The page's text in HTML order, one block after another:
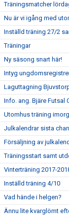
Träningsmatcher
Nu är vi igång med
Inställd träning 27/2
Träningar
Ny säsong snart här!
Intyg
Laguttagning
Info. ang. Bjäre Futsal
Utomhus träning
Julkalendrar sista
Försäljning av
Träningsstart samt
Vinterträning 2017-
Inställd träning 4/10
Vad hände i helgen?
Ännu lite kvarglömt